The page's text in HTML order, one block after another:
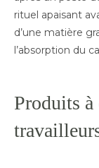
rituel apaisant
d’une matière
l’absorption du
Produits